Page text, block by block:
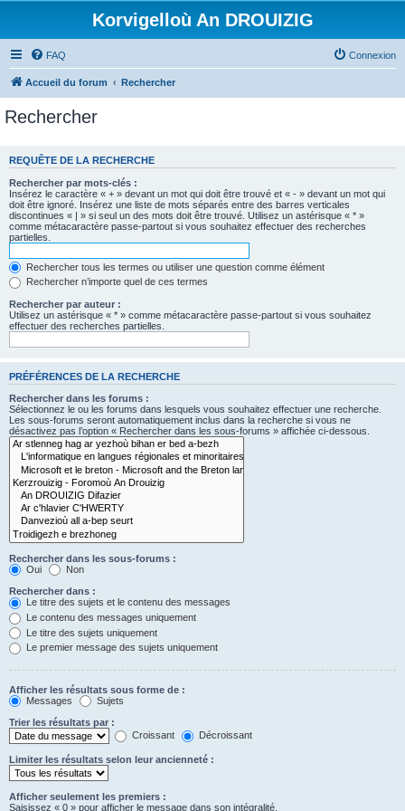
Korvigelloù An DROUIZIG
FAQ Connexion
Accueil du forum Rechercher
Rechercher
REQUÊTE DE LA RECHERCHE
Rechercher par mots-clés :
Insérez le caractère « + » devant un mot qui doit être trouvé et « - » devant un mot qui
doit être ignoré. Insérez une liste de mots séparés entre des barres verticales
discontinues « | » si seul un des mots doit être trouvé. Utilisez un astérisque « * »
comme métacaractère passe-partout si vous souhaitez effectuer des recherches
partielles.
Rechercher tous les termes ou utiliser une question comme élément
Rechercher n’importe quel de ces termes
Rechercher par auteur :
Utilisez un astérisque « * » comme métacaractère passe-partout si vous souhaitez
effectuer des recherches partielles.
PRÉFÉRENCES DE LA RECHERCHE
Rechercher dans les forums :
Sélectionnez le ou les forums dans lesquels vous souhaitez effectuer une recherche.
Les sous-forums seront automatiquement inclus dans la recherche si vous ne
désactivez pas l’option « Rechercher dans les sous-forums » affichée ci-dessous.
Rechercher dans les sous-forums :
Oui
Non
Rechercher dans :
Le titre des sujets et le contenu des messages
Le contenu des messages uniquement
Le titre des sujets uniquement
Le premier message des sujets uniquement
Afficher les résultats sous forme de :
Messages
Sujets
Trier les résultats par :
Croissant
Décroissant
Limiter les résultats selon leur ancienneté :
Afficher seulement les premiers :
Saisissez « 0 » pour afficher le message dans son intégralité.